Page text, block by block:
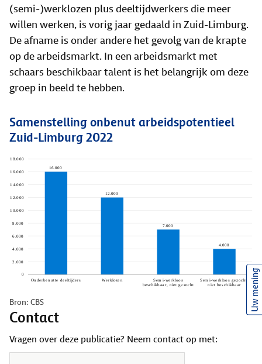
(semi-)werklozen plus deeltijdwerkers die meer
willen werken, is vorig jaar gedaald in Zuid-Limburg.
De afname is onder andere het gevolg van de krapte
op de arbeidsmarkt. In een arbeidsmarkt met
schaars beschikbaar talent is het belangrijk om deze
groep in beeld te hebben.
Samenstelling onbenut arbeidspotentieel
Zuid-Limburg 2022
Bron: CBS
Contact
Vragen over deze publicatie? Neem contact op met:
Uw mening